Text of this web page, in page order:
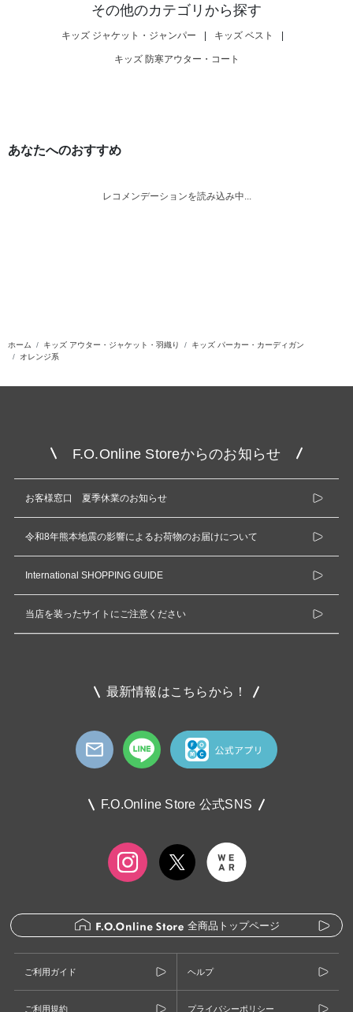
その他のカテゴリから探す
キッズ ジャケット・ジャンパー キッズ ベスト
キッズ 防寒アウター・コート
あなたへのおすすめ
レコメンデーションを読み込み中...
ホーム キッズ アウター・ジャケット・羽織り
キッズ パーカー・カーディガン
オレンジ系
F.O.Online Storeからのお知らせ
お客様窓口 夏季休業のお知らせ
令和8年熊本地震の影響によるお荷物のお届けについて
International SHOPPING GUIDE
当店を装ったサイトにご注意ください
最新情報はこちらから！
F.O.Online Store 公式SNS
全商品トップページ
ご利用ガイド ヘルプ
ご利用規約 プライバシーポリシー